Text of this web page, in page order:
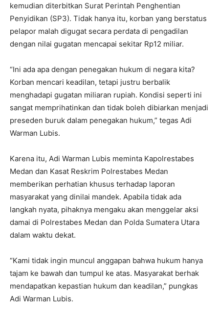
kemudian diterbitkan Surat Perintah Penghentian
Penyidikan (SP3). Tidak hanya itu, korban yang berstatus
pelapor malah digugat secara perdata di pengadilan
dengan nilai gugatan mencapai sekitar Rp12 miliar.
“Ini ada apa dengan penegakan hukum di negara kita?
Korban mencari keadilan, tetapi justru berbalik
menghadapi gugatan miliaran rupiah. Kondisi seperti ini
sangat memprihatinkan dan tidak boleh dibiarkan menjadi
preseden buruk dalam penegakan hukum,” tegas Adi
Warman Lubis.
Karena itu, Adi Warman Lubis meminta Kapolrestabes
Medan dan Kasat Reskrim Polrestabes Medan
memberikan perhatian khusus terhadap laporan
masyarakat yang dinilai mandek. Apabila tidak ada
langkah nyata, pihaknya mengaku akan menggelar aksi
damai di Polrestabes Medan dan Polda Sumatera Utara
dalam waktu dekat.
“Kami tidak ingin muncul anggapan bahwa hukum hanya
tajam ke bawah dan tumpul ke atas. Masyarakat berhak
mendapatkan kepastian hukum dan keadilan,” pungkas
Adi Warman Lubis.